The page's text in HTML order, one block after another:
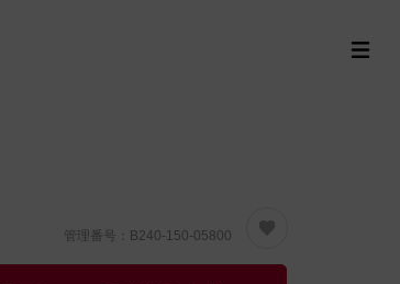
管理番号：B240-150-05800